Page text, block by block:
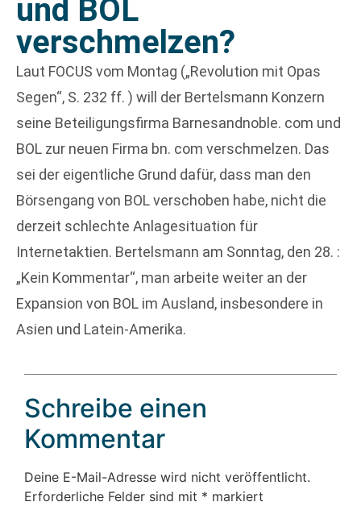
und BOL
verschmelzen?
Laut FOCUS vom Montag („Revolution mit Opas
Segen“, S. 232 ff. ) will der Bertelsmann Konzern
seine Beteiligungsfirma Barnesandnoble. com und
BOL zur neuen Firma bn. com verschmelzen. Das
sei der eigentliche Grund dafür, dass man den
Börsengang von BOL verschoben habe, nicht die
derzeit schlechte Anlagesituation für
Internetaktien. Bertelsmann am Sonntag, den 28. :
„Kein Kommentar“, man arbeite weiter an der
Expansion von BOL im Ausland, insbesondere in
Asien und Latein-Amerika.
Schreibe einen
Kommentar
Deine E-Mail-Adresse wird nicht veröffentlicht.
Erforderliche Felder sind mit * markiert